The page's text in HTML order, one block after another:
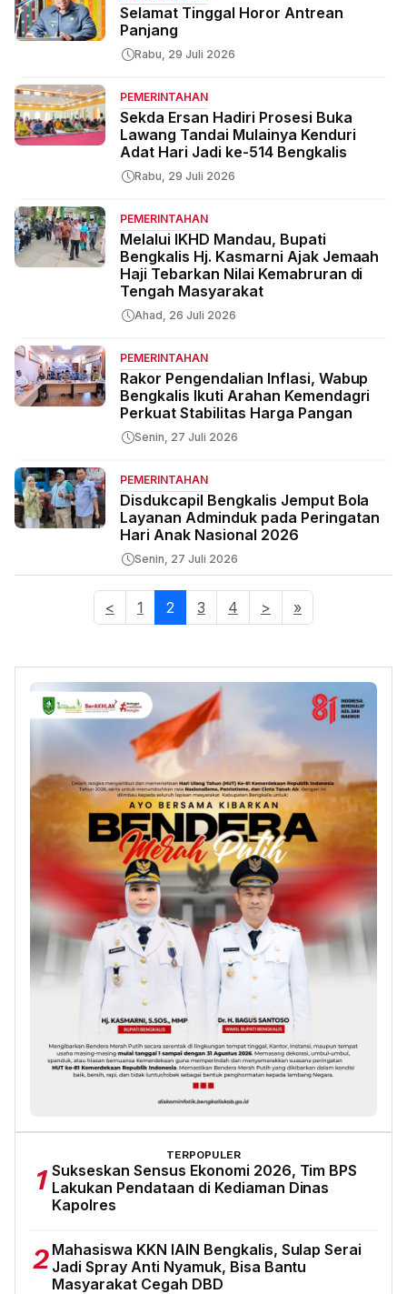
Selamat Tinggal Horor Antrean
Panjang
Rabu, 29 Juli 2026
PEMERINTAHAN
Sekda Ersan Hadiri Prosesi Buka
Lawang Tandai Mulainya Kenduri
Adat Hari Jadi ke-514 Bengkalis
Rabu, 29 Juli 2026
PEMERINTAHAN
Melalui IKHD Mandau, Bupati
Bengkalis Hj. Kasmarni Ajak Jemaah
Haji Tebarkan Nilai Kemabruran di
Tengah Masyarakat
Ahad, 26 Juli 2026
PEMERINTAHAN
Rakor Pengendalian Inflasi, Wabup
Bengkalis Ikuti Arahan Kemendagri
Perkuat Stabilitas Harga Pangan
Senin, 27 Juli 2026
PEMERINTAHAN
Disdukcapil Bengkalis Jemput Bola
Layanan Adminduk pada Peringatan
Hari Anak Nasional 2026
Senin, 27 Juli 2026
< 1 2 (current)
3 4 > »
TERPOPULER
1 Sukseskan Sensus Ekonomi 2026, Tim BPS
Lakukan Pendataan di Kediaman Dinas
Kapolres
2 Mahasiswa KKN IAIN Bengkalis, Sulap Serai
Jadi Spray Anti Nyamuk, Bisa Bantu
Masyarakat Cegah DBD